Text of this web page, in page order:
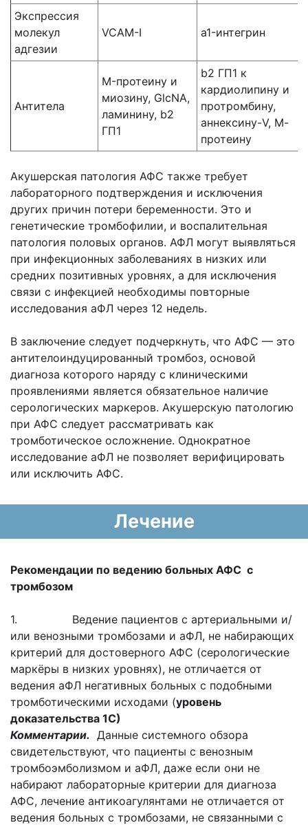
Экспрессия
молекул
адгезии
VCAM-I a1-интегрин
Антитела
M-протеину и
миозину, GlcNA,
ламинину, b2
ГП1
b2 ГП1 к
кардиолипину и
протромбину,
аннексину-V, М-
протеину
Акушерская патология АФС также требует
лабораторного подтверждения и исключения
других причин потери беременности. Это и
генетические тромбофилии, и воспалительная
патология половых органов. АФЛ могут выявляться
при инфекционных заболеваниях в низких или
средних позитивных уровнях, а для исключения
связи с инфекцией необходимы повторные
исследования аФЛ через 12 недель.
В заключение следует подчеркнуть, что АФС — это
антителоиндуцированный тромбоз, основой
диагноза которого наряду с клиническими
проявлениями является обязательное наличие
серологических маркеров. Акушерскую патологию
при АФС следует рассматривать как
тромботическое осложнение. Однократное
исследование аФЛ не позволяет верифицировать
или исключить АФС.
Лечение
Рекомендации по ведению больных АФС с
тромбозом
1. Ведение пациентов с артериальными и/
или венозными тромбозами и аФЛ, не набирающих
критерий для достоверного АФС (серологические
маркёры в низких уровнях), не отличается от
ведения аФЛ негативных больных с подобными
тромботическими исходами (уровень
доказательства 1С)
Комментарии. Данные системного обзора
свидетельствуют, что пациенты с венозным
тромбоэмболизмом и аФЛ, даже если они не
набирают лабораторные критерии для диагноза
АФС, лечение антикоагулянтами не отличается от
ведения больных с тромбозами, не связанными с